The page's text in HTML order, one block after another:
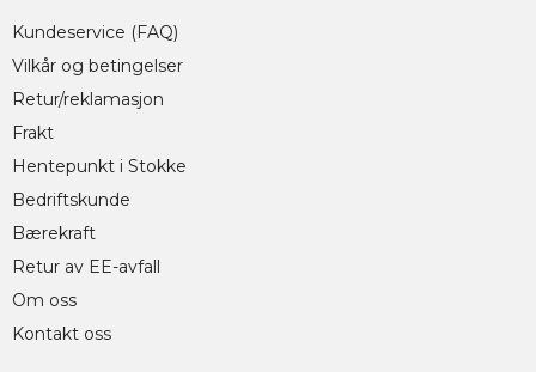
Kundeservice (FAQ)
Vilkår og betingelser
Retur/reklamasjon
Frakt
Hentepunkt i Stokke
Bedriftskunde
Bærekraft
Retur av EE-avfall
Om oss
Kontakt oss